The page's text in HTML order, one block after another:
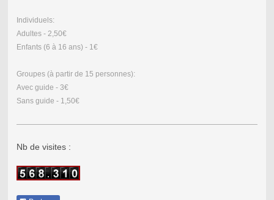
Individuels:
Adultes - 2,50€
Enfants (6 à 16 ans) - 1€
Groupes (à partir de 15 personnes):
Avec guide - 3€
Sans guide - 1,50€
Nb de visites :